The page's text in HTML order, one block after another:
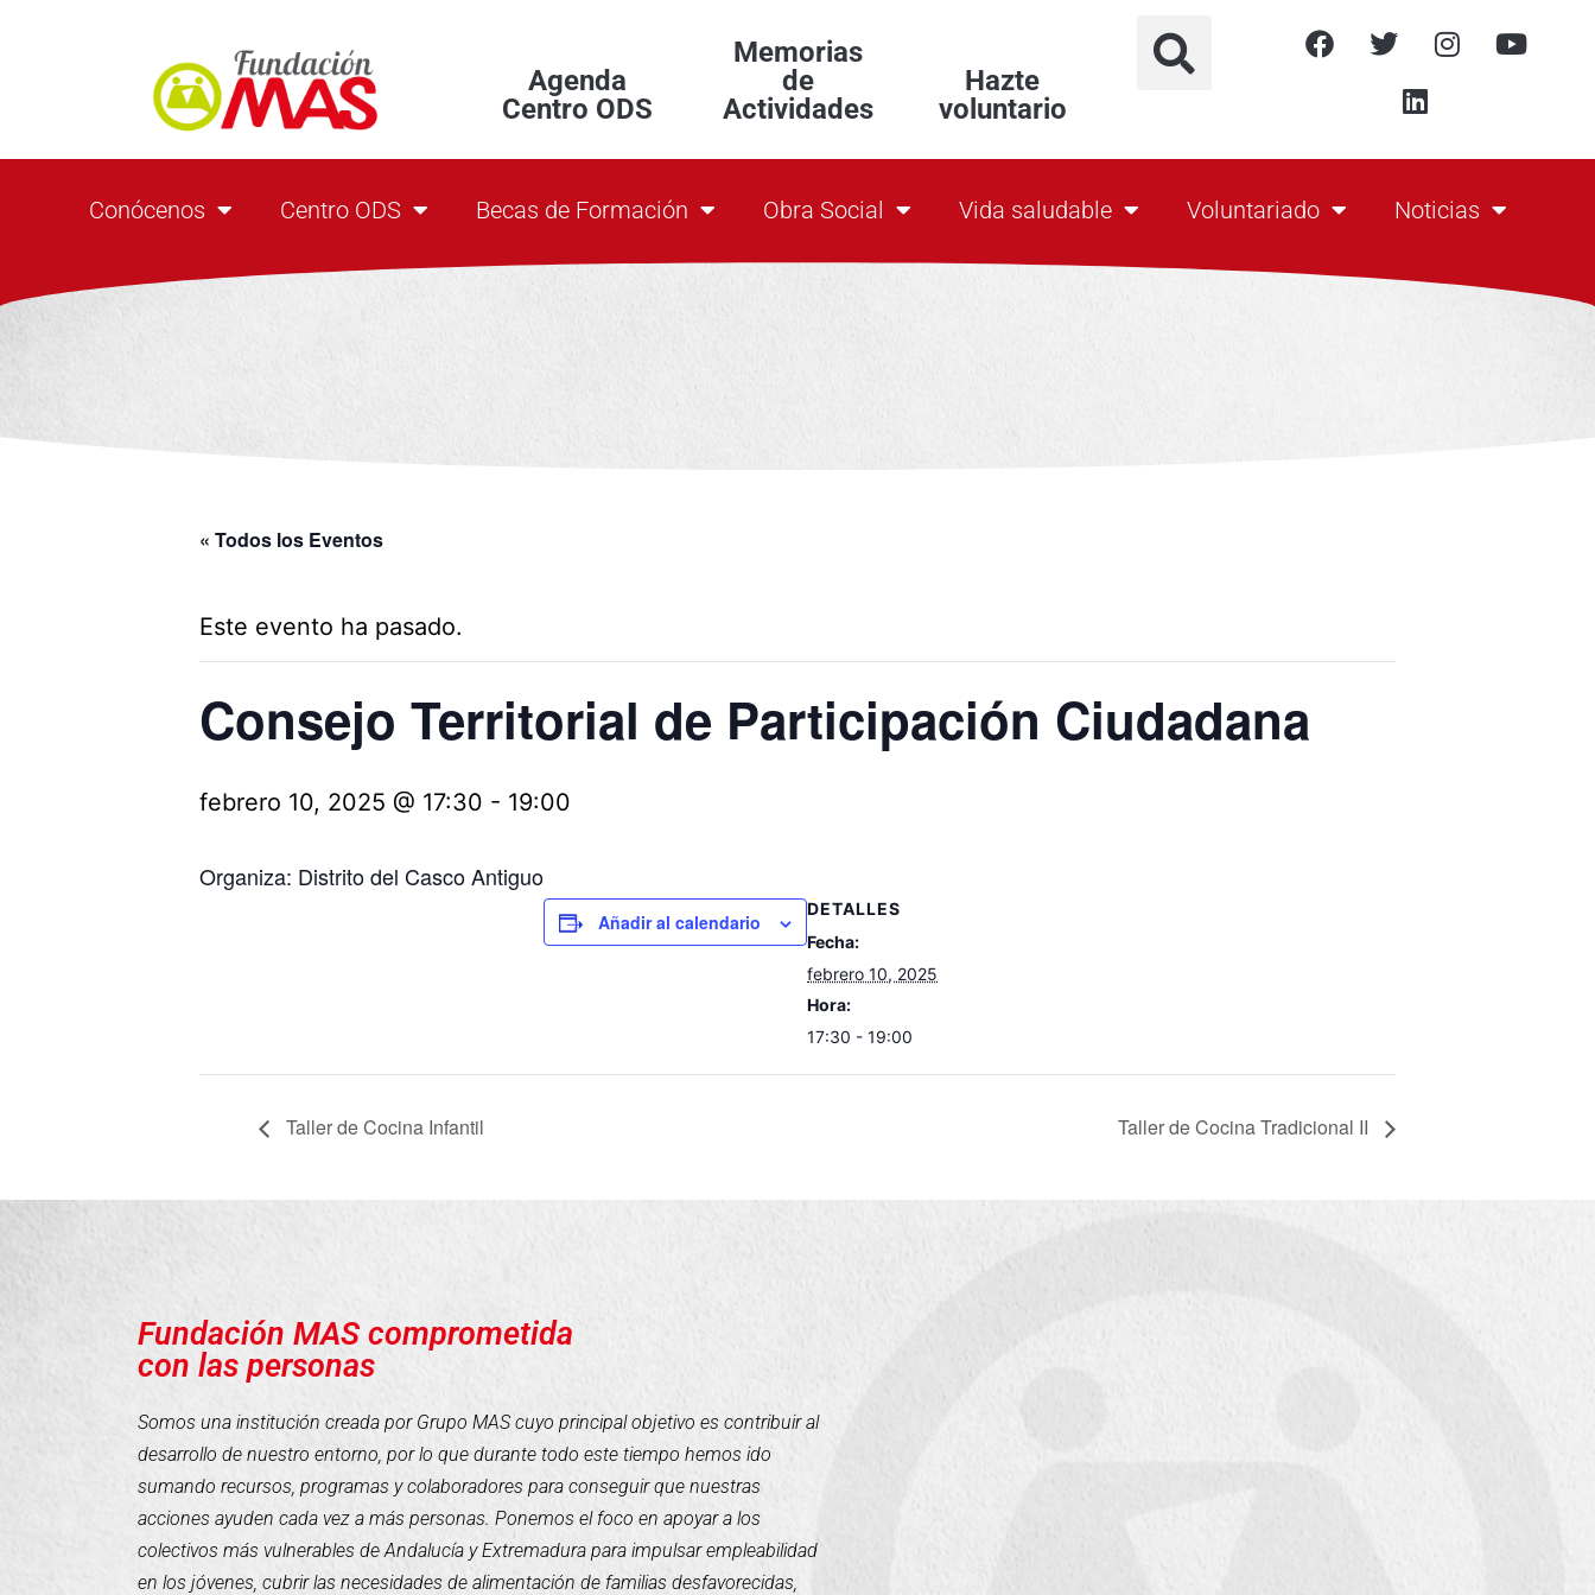
Agenda
Centro ODS
Memorias
de
Actividades
Hazte
voluntario
Conócenos Centro ODS Becas de Formación Obra Social Vida saludable Voluntariado Noticias
« Todos los Eventos
Este evento ha pasado.
Consejo Territorial de Participación Ciudadana
febrero 10, 2025 @ 17:30 - 19:00
Organiza: Distrito del Casco Antiguo
Añadir al calendario
DETALLES
Fecha:
febrero 10, 2025
Hora:
17:30 - 19:00
Taller de Cocina Infantil Taller de Cocina Tradicional II
Fundación MAS comprometida
con las personas
Somos una institución creada por Grupo MAS cuyo principal objetivo es contribuir al
desarrollo de nuestro entorno, por lo que durante todo este tiempo hemos ido
sumando recursos, programas y colaboradores para conseguir que nuestras
acciones ayuden cada vez a más personas. Ponemos el foco en apoyar a los
colectivos más vulnerables de Andalucía y Extremadura para impulsar empleabilidad
en los jóvenes, cubrir las necesidades de alimentación de familias desfavorecidas,